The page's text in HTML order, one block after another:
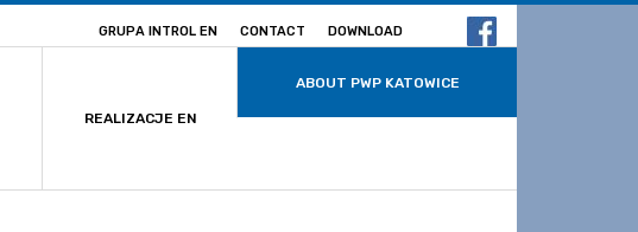
GRUPA INTROL EN CONTACT DOWNLOAD
REALIZACJE EN
ABOUT PWP KATOWICE